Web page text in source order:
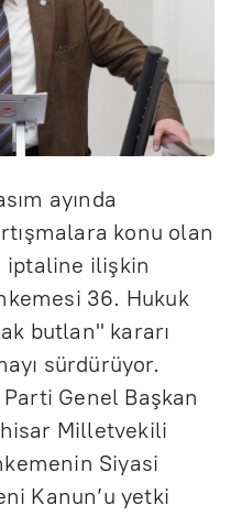
ayında
konu olan
iptaline ilişkin
36. Hukuk
butlan" kararı
sürdürüyor.
Genel Başkan
Milletvekili
Siyasi
Kanun’u yetki